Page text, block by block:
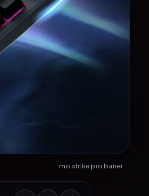
msi strike pro baner